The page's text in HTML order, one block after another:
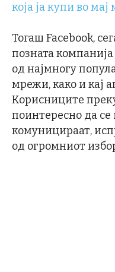
која ја купи во
Тогаш Facebook,
позната
од најмногу
мрежи, како и кај
Корисниците
поинтересно да се
комуницираат,
од огромниот